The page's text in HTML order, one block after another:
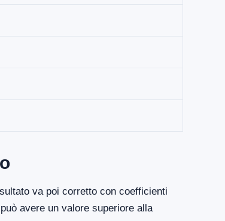
va poi corretto con coefficienti
avere un valore superiore alla